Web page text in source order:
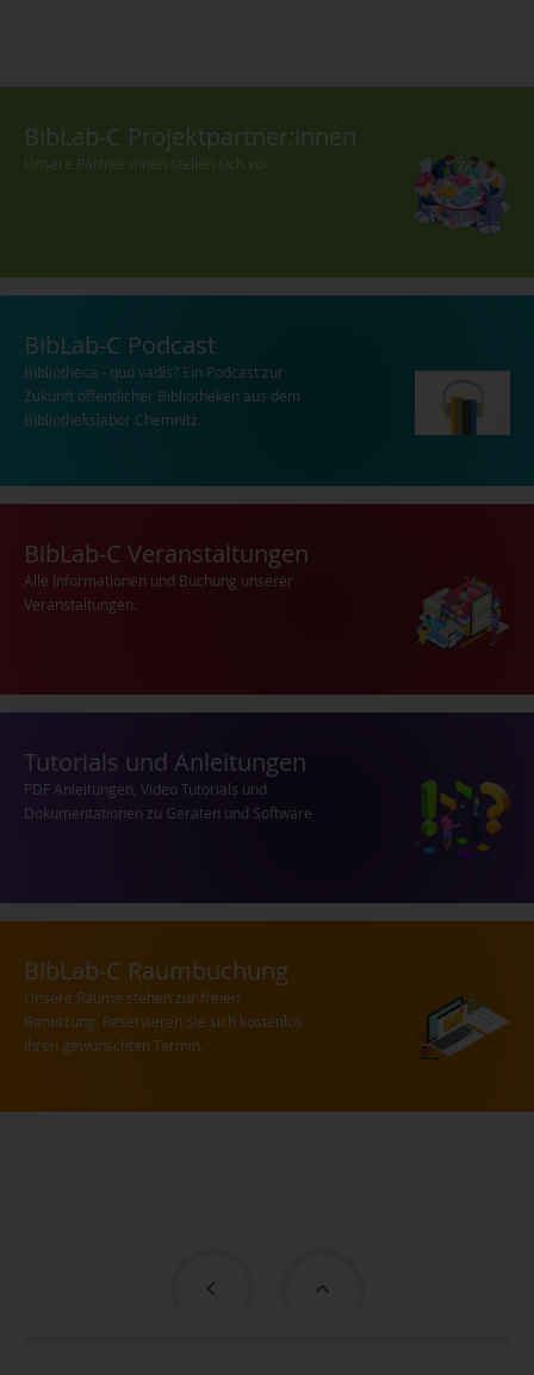
BibLab-C Projektpartner:innen
Unsere Partner:innen stellen sich vor.
BibLab-C Podcast
Bibliotheca - quo vadis? Ein Podcast zur
Zukunft öffentlicher Bibliotheken aus dem
Bibliothekslabor Chemnitz.
BibLab-C Veranstaltungen
Alle Informationen und Buchung unserer
Veranstaltungen.
Tutorials und Anleitungen
PDF Anleitungen, Video Tutorials und
Dokumentationen zu Geräten und Software
BibLab-C Raumbuchung
Unsere Räume stehen zur freien
Benutzung. Reservieren Sie sich kostenlos
Ihren gewünschten Termin.